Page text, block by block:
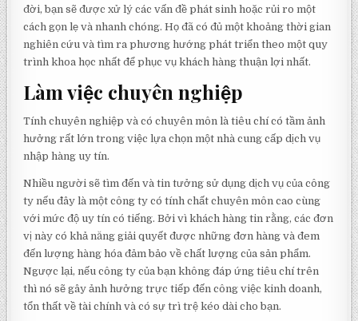
đời, bạn sẽ được xử lý các vấn đề phát sinh hoặc rủi ro một
cách gọn lẹ và nhanh chóng. Họ đã có đủ một khoảng thời gian
nghiên cứu và tìm ra phương hướng phát triển theo một quy
trình khoa học nhất để phục vụ khách hàng thuận lợi nhất.
Làm việc chuyên nghiệp
Tính chuyên nghiệp và có chuyên môn là tiêu chí có tầm ảnh
hưởng rất lớn trong việc lựa chọn một nhà cung cấp dịch vụ
nhập hàng uy tín.
Nhiều người sẽ tìm đến và tin tưởng sử dụng dịch vụ của công
ty nếu đây là một công ty có tính chất chuyên môn cao cùng
với mức độ uy tín có tiếng. Bởi vì khách hàng tin rằng, các đơn
vị này có khả năng giải quyết được những đơn hàng và đem
đến lượng hàng hóa đảm bảo về chất lượng của sản phẩm.
Ngược lại, nếu công ty của bạn không đáp ứng tiêu chí trên
thì nó sẽ gây ảnh hưởng trực tiếp đến công việc kinh doanh,
tổn thất về tài chính và có sự trì trệ kéo dài cho bạn.